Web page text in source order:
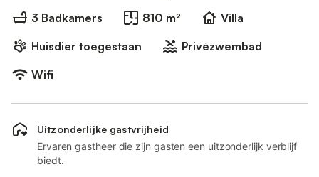
3 Badkamers
810 m²
Villa
Huisdier toegestaan
Privézwembad
Wifi
Uitzonderlijke gastvrijheid
Ervaren gastheer die zijn gasten een uitzonderlijk verblijf
biedt.